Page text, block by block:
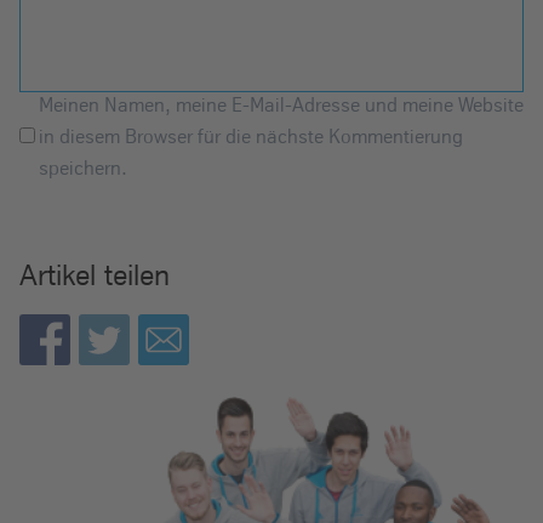
Meinen Namen, meine E-Mail-Adresse und meine Website
in diesem Browser für die nächste Kommentierung
speichern.
Artikel teilen